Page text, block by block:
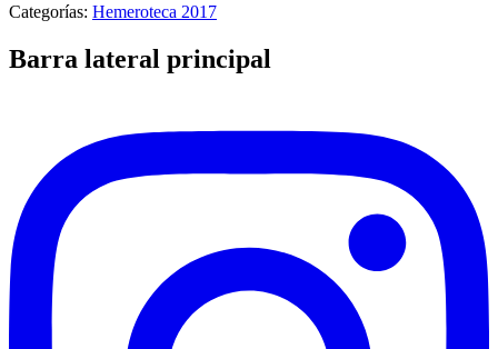
Categorías: Hemeroteca 2017
Barra lateral principal